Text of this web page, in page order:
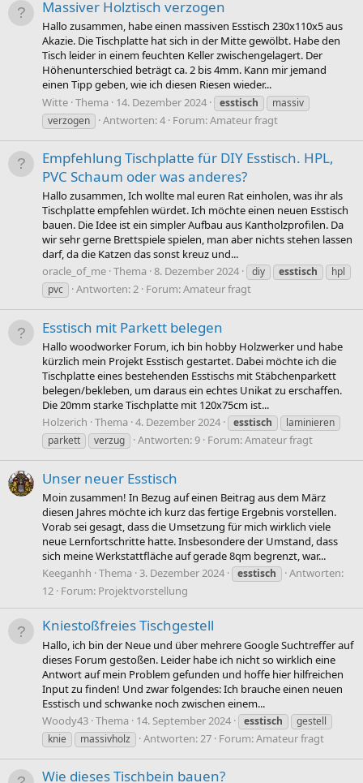
Massiver Holztisch verzogen
Hallo zusammen, habe einen massiven Esstisch 230x110x5 aus
Akazie. Die Tischplatte hat sich in der Mitte gewölbt. Habe den
Tisch leider in einem feuchten Keller zwischengelagert. Der
Höhenunterschied beträgt ca. 2 bis 4mm. Kann mir jemand
einen Tipp geben, wie ich diesen Riesen wieder...
Witte Thema 14. Dezember 2024 esstisch
massiv
verzogen
Antworten: 4 Forum:Amateur fragt
Empfehlung Tischplatte für DIY Esstisch. HPL,
PVC Schaum oder was anderes?
Hallo zusammen, Ich wollte mal euren Rat einholen, was ihr als
Tischplatte empfehlen würdet. Ich möchte einen neuen Esstisch
bauen. Die Idee ist ein simpler Aufbau aus Kantholzprofilen. Da
wir sehr gerne Brettspiele spielen, man aber nichts stehen lassen
darf, da die Katzen das sonst kreuz und...
oracle_of_me Thema 8. Dezember 2024 diy esstisch
hpl
pvc
Antworten: 2 Forum:Amateur fragt
Esstisch mit Parkett belegen
Hallo woodworker Forum, ich bin hobby Holzwerker und habe
kürzlich mein Projekt Esstisch gestartet. Dabei möchte ich die
Tischplatte eines bestehenden Esstischs mit Stäbchenparkett
belegen/bekleben, um daraus ein echtes Unikat zu erschaffen.
Die 20mm starke Tischplatte mit 120x75cm ist...
Holzerich Thema 4. Dezember 2024 esstisch
laminieren
parkett
verzug Antworten: 9 Forum:Amateur fragt
Unser neuer Esstisch
Moin zusammen! In Bezug auf einen Beitrag aus dem März
diesen Jahres möchte ich kurz das fertige Ergebnis vorstellen.
Vorab sei gesagt, dass die Umsetzung für mich wirklich viele
neue Lernfortschritte hatte. Insbesondere der Umstand, dass
sich meine Werkstattfläche auf gerade 8qm begrenzt, war...
Keeganhh Thema 3. Dezember 2024 esstisch
Antworten:
12 Forum: Projektvorstellung
Kniestoßfreies Tischgestell
Hallo, ich bin der Neue und über mehrere Google Suchtreffer auf
dieses Forum gestoßen. Leider habe ich nicht so wirklich eine
Antwort auf mein Problem gefunden und hoffe hier hilfreichen
Input zu finden! Und zwar folgendes: Ich brauche einen neuen
Esstisch und schwanke noch zwischen einem...
Woody43 Thema 14. September 2024 esstisch
gestell
knie
massivholz Antworten: 27 Forum:Amateur fragt
Wie dieses Tischbein bauen?